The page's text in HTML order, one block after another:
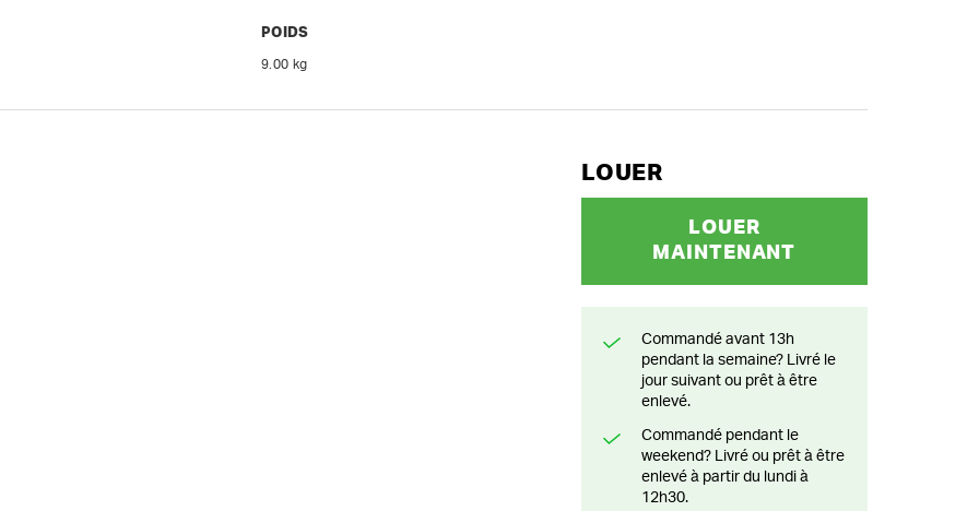
POIDS
9.00 kg
LOUER
LOUER
MAINTENANT
Commandé avant 13h
pendant la semaine? Livré le
jour suivant ou prêt à être
enlevé.
Commandé pendant le
weekend? Livré ou prêt à être
enlevé à partir du lundi à
12h30.